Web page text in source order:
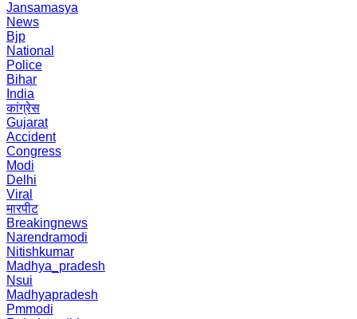
Jansamasya
News
Bjp
National
Police
Bihar
India
कांग्रेस
Gujarat
Accident
Congress
Modi
Delhi
Viral
मारपीट
Breakingnews
Narendramodi
Nitishkumar
Madhya_pradesh
Nsui
Madhyapradesh
Pmmodi